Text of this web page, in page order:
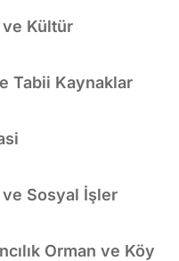
Kültür
Tabii Kaynaklar
ve Sosyal İşler
Orman ve Köy